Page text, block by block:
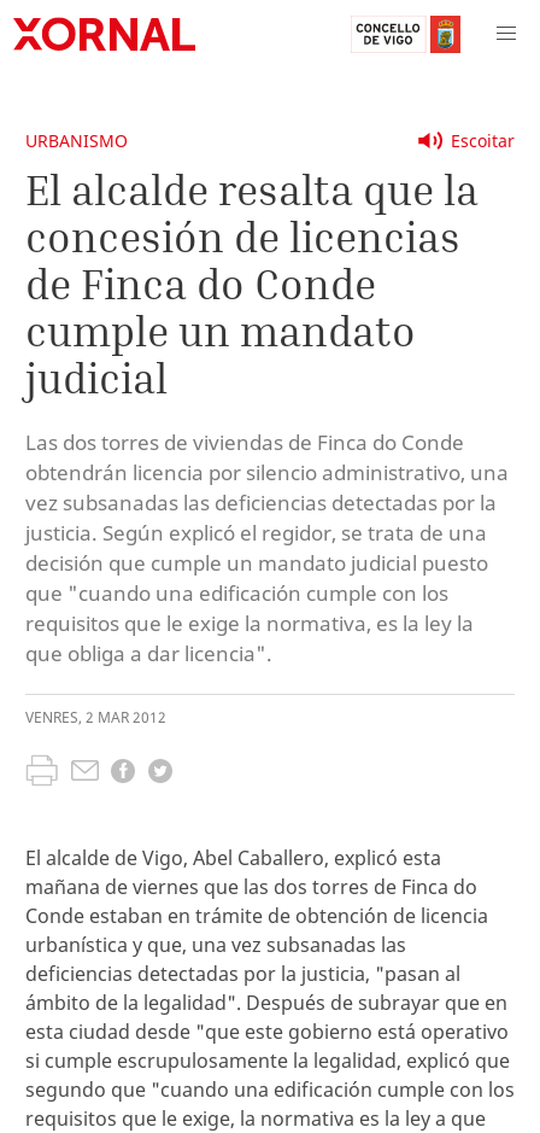
Escoitar
URBANISMO
El alcalde resalta que la
concesión de licencias
de Finca do Conde
cumple un mandato
judicial
Las dos torres de viviendas de Finca do Conde
obtendrán licencia por silencio administrativo, una
vez subsanadas las deficiencias detectadas por la
justicia. Según explicó el regidor, se trata de una
decisión que cumple un mandato judicial puesto
que "cuando una edificación cumple con los
requisitos que le exige la normativa, es la ley la
que obliga a dar licencia".
VENRES, 2 MAR2012
El alcalde de Vigo, Abel Caballero, explicó esta
mañana de viernes que las dos torres de Finca do
Conde estaban en trámite de obtención de licencia
urbanística y que, una vez subsanadas las
deficiencias detectadas por la justicia, "pasan al
ámbito de la legalidad". Después de subrayar que en
esta ciudad desde "que este gobierno está operativo
si cumple escrupulosamente la legalidad, explicó que
segundo que "cuando una edificación cumple con los
requisitos que le exige, la normativa es la ley a que